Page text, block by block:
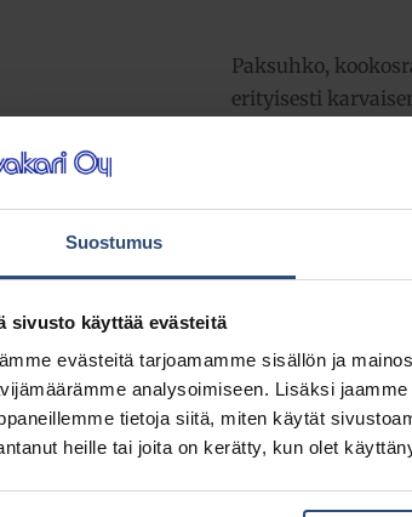
Suostumus
sivusto käyttää evästeitä
evästeitä tarjoamamme sisällön ja
analysoimiseen. Lisäksi
tietoja siitä, miten käytät
heille tai joita on kerätty, kun olet
Paksuhko,
erityisesti
(26,64€ sis. alv
Osasto: